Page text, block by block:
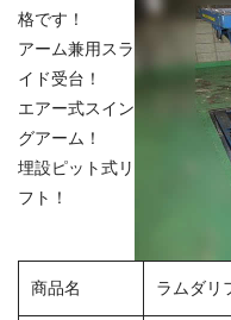
格です！
アーム兼用スラ
イド受台！
エアー式スイン
グアーム！
埋設ピット式リ
フト！
商品名 ラムダリ